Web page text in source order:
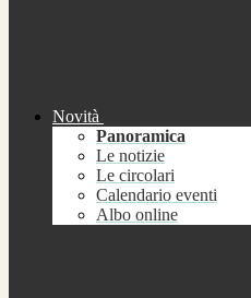
Novità
Panoramica
Le notizie
Le circolari
Calendario eventi
Albo online